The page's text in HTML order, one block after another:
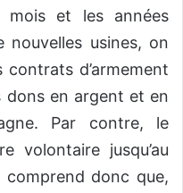
mois et les années
nouvelles usines, on
d’armement
dons en argent et en
Par contre, le
volontaire jusqu’au
comprend donc que,